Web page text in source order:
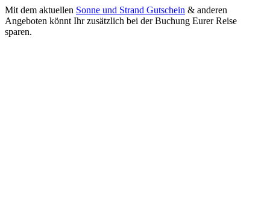
Mit dem aktuellen Sonne und Strand Gutschein & anderen
Angeboten könnt Ihr zusätzlich bei der Buchung Eurer Reise
sparen.